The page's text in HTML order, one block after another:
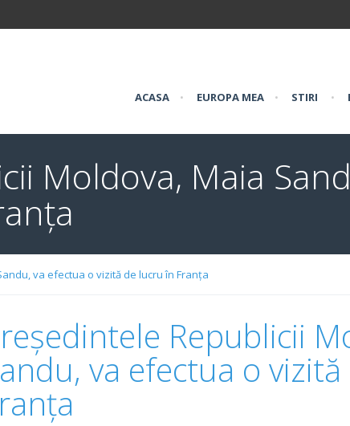
ACASA • EUROPA MEA • STIRI •
Moldova, Maia
va efectua o vizită de lucru în Franța
Republicii
va efectua o